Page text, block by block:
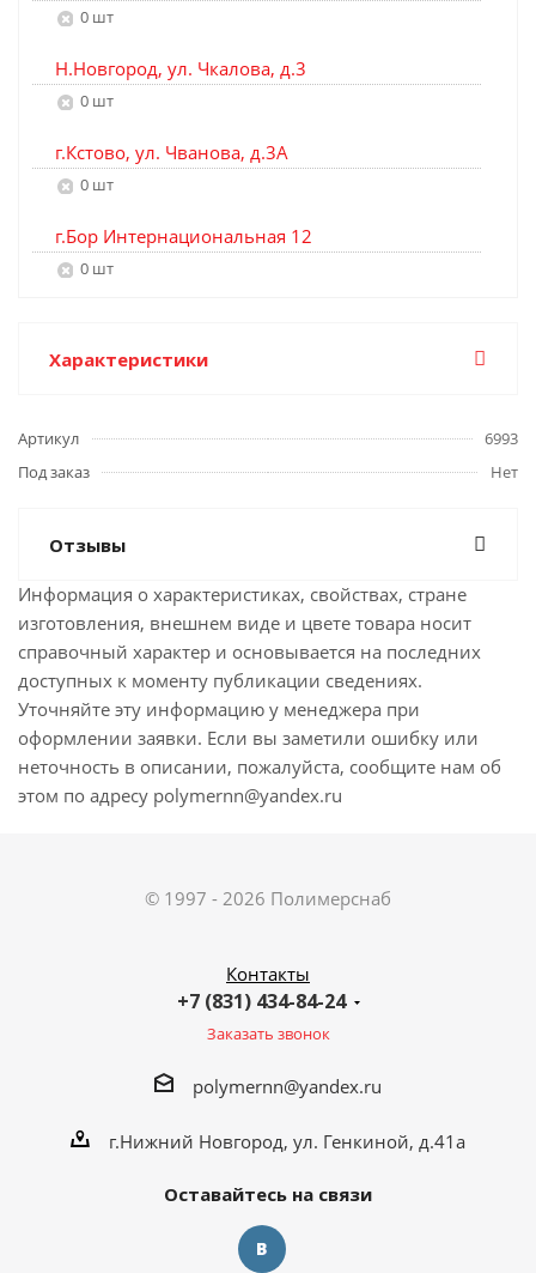
0 шт
Н.Новгород, ул. Чкалова, д.3
0 шт
г.Кстово, ул. Чванова, д.3А
0 шт
г.Бор Интернациональная 12
0 шт
Характеристики
Артикул
6993
Под заказ
Нет
Отзывы
Информация о характеристиках, свойствах, стране
изготовления, внешнем виде и цвете товара носит
справочный характер и основывается на последних
доступных к моменту публикации сведениях.
Уточняйте эту информацию у менеджера при
оформлении заявки. Если вы заметили ошибку или
неточность в описании, пожалуйста, сообщите нам об
этом по адресу polymernn@yandex.ru
© 1997 - 2026 Полимерснаб
Контакты
+7 (831) 434-84-24
Заказать звонок
polymernn@yandex.ru
г.Нижний Новгород, ул. Генкиной, д.41а
Оставайтесь на связи